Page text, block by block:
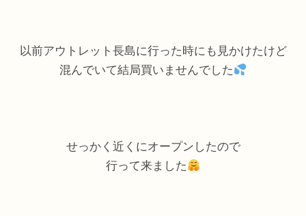
以前アウトレット長島に行った時にも見かけたけど
混んでいて結局買いませんでした
せっかく近くにオープンしたので
行って来ました